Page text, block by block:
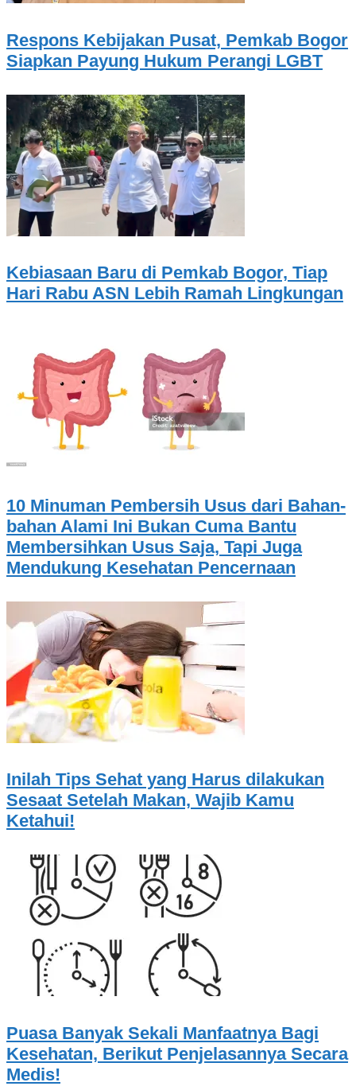
Respons Kebijakan Pusat, Pemkab Bogor
Siapkan Payung Hukum Perangi LGBT
Kebiasaan Baru di Pemkab Bogor, Tiap
Hari Rabu ASN Lebih Ramah Lingkungan
10 Minuman Pembersih Usus dari Bahan-
bahan Alami Ini Bukan Cuma Bantu
Membersihkan Usus Saja, Tapi Juga
Mendukung Kesehatan Pencernaan
Inilah Tips Sehat yang Harus dilakukan
Sesaat Setelah Makan, Wajib Kamu
Ketahui!
Puasa Banyak Sekali Manfaatnya Bagi
Kesehatan, Berikut Penjelasannya Secara
Medis!